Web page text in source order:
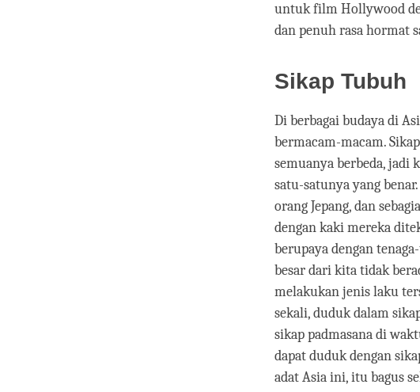
untuk film Hollywood
dan penuh rasa hormat
Sikap Tubuh
Di berbagai budaya di
bermacam-macam.
semuanya berbeda, jadi
satu-satunya yang
orang Jepang, dan
dengan kaki mereka
berupaya dengan
besar dari kita tidak
melakukan jenis laku
sekali, duduk dalam
sikap padmasana di
dapat duduk dengan
adat Asia ini, itu bagus